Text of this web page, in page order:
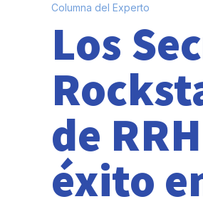
Columna del Experto
Los
de
éxito